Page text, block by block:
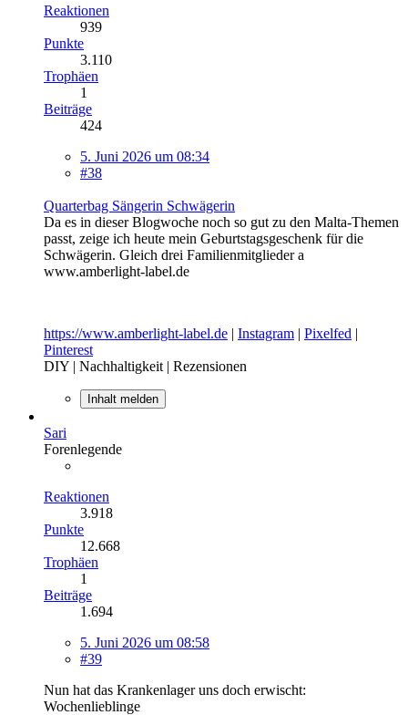
Reaktionen
939
Punkte
3.110
Trophäen
1
Beiträge
424
5. Juni 2026 um 08:34
#38
Quarterbag Sängerin Schwägerin
Da es in dieser Blogwoche noch so gut zu den Malta-Themen
passt, zeige ich heute mein Geburtstagsgeschenk für die
Schwägerin. Gleich drei Familienmitglieder a
www.amberlight-label.de
https://www.amberlight-label.de | Instagram | Pixelfed |
Pinterest
DIY | Nachhaltigkeit | Rezensionen
Inhalt melden
Sari
Forenlegende
Reaktionen
3.918
Punkte
12.668
Trophäen
1
Beiträge
1.694
5. Juni 2026 um 08:58
#39
Nun hat das Krankenlager uns doch erwischt:
Wochenlieblinge